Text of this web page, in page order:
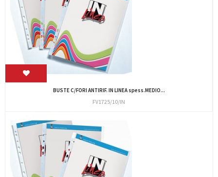
BUSTE C/FORI ANTIRIF. IN LINEA spess.MEDIO...
FV1725/10/IN